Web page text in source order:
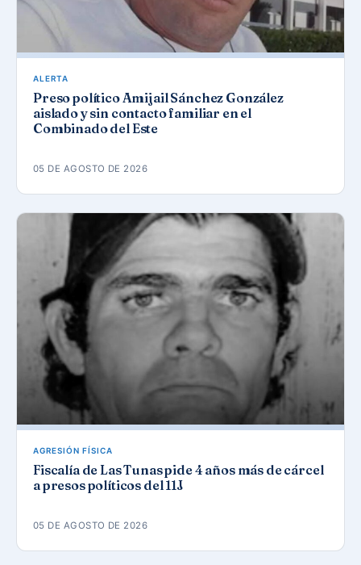
ALERTA
Preso político Amijail Sánchez González
aislado y sin contacto familiar en el
Combinado del Este
05 DE AGOSTO DE 2026
AGRESIÓN FÍSICA
Fiscalía de Las Tunas pide 4 años más de cárcel
a presos políticos del 11J
05 DE AGOSTO DE 2026